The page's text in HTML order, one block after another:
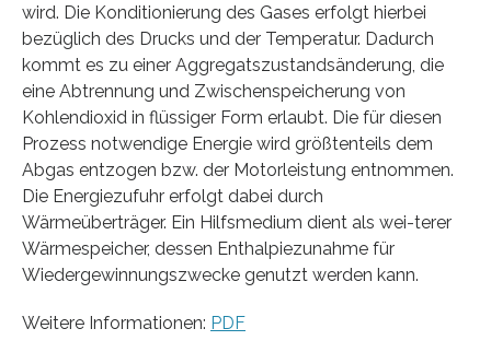
wird. Die Konditionierung des Gases erfolgt hierbei
bezüglich des Drucks und der Temperatur. Dadurch
kommt es zu einer Aggregatszustandsänderung, die
eine Abtrennung und Zwischenspeicherung von
Kohlendioxid in flüssiger Form erlaubt. Die für diesen
Prozess notwendige Energie wird größtenteils dem
Abgas entzogen bzw. der Motorleistung entnommen.
Die Energiezufuhr erfolgt dabei durch
Wärmeüberträger. Ein Hilfsmedium dient als wei-terer
Wärmespeicher, dessen Enthalpiezunahme für
Wiedergewinnungszwecke genutzt werden kann.
Weitere Informationen: PDF